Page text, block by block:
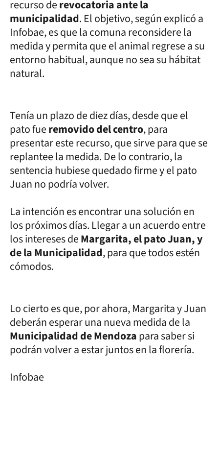
recurso derevocatoria ante la
municipalidad. El objetivo, según explicó a
Infobae, es que la comuna reconsidere la
medida y permita que el animal regrese a su
entorno habitual, aunque no sea su hábitat
natural.
Tenía un plazo de diez días, desde que el
pato fueremovido del centro, para
presentar este recurso, que sirve para que se
replantee la medida. De lo contrario, la
sentencia hubiese quedado firme y el pato
Juan no podría volver.
La intención es encontrar una solución en
los próximos días. Llegar a un acuerdo entre
los intereses deMargarita, el pato Juan, y
de la Municipalidad, para que todos estén
cómodos.
Lo cierto es que, por ahora, Margarita y Juan
deberán esperar una nueva medida de la
Municipalidad de Mendozapara saber si
podrán volver a estar juntos en la florería.
Infobae